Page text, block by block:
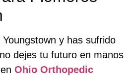
y has sufrido
dejes tu futuro en manos
Ohio Orthopedic